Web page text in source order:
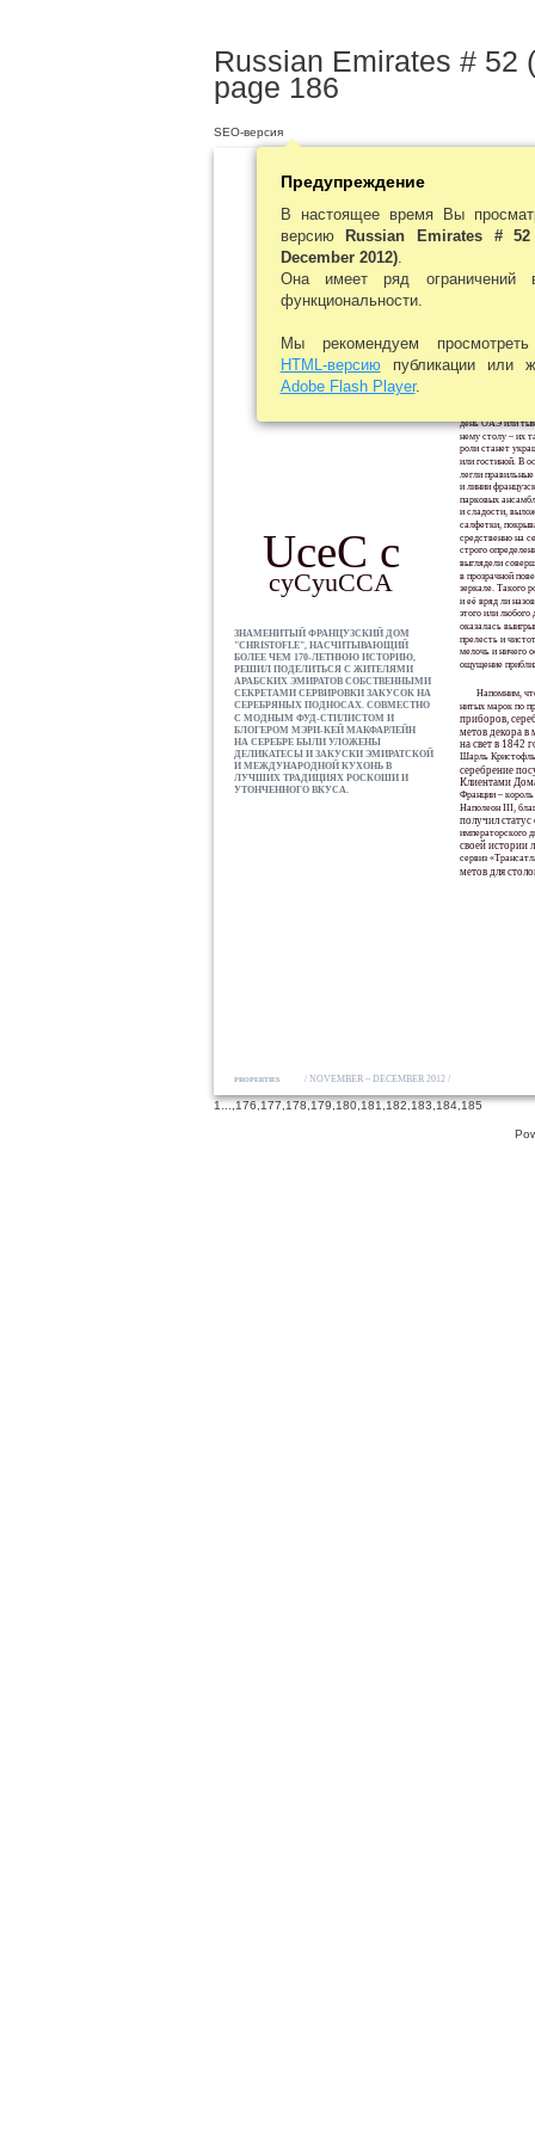
Russian Emirates # 52
page 186
PROPERTIES / NOVEMBER – DECEMBER 2012 /
UceC c
cyCyuCCA
ЗНАМЕНИТЫЙ ФРАНЦУЗСКИЙ ДОМ
"CHRISTOFLE", НАСЧИТЫВАЮЩИЙ
БОЛЕЕ ЧЕМ 170-ЛЕТНЮЮ ИСТОРИЮ,
РЕШИЛ ПОДЕЛИТЬСЯ С ЖИТЕЛЯМИ
АРАБСКИХ ЭМИРАТОВ СОБСТВЕННЫМИ
СЕКРЕТАМИ СЕРВИРОВКИ ЗАКУСОК НА
СЕРЕБРЯНЫХ ПОДНОСАХ. СОВМЕСТНО
С МОДНЫМ ФУД-СТИЛИСТОМ И
БЛОГЕРОМ МЭРИ-КЕЙ МАКФАРЛЕЙН
НА СЕРЕБРЕ БЫЛИ УЛОЖЕНЫ
ДЕЛИКАТЕСЫ И ЗАКУСКИ ЭМИРАТСКОЙ
И МЕЖДУНАРОДНОЙ КУХОНЬ В
ЛУЧШИХ ТРАДИЦИЯХ РОСКОШИ И
УТОНЧЕННОГО ВКУСА.
U
день ОАЭ или
нему столу – их
роли станет
или гостиной. В
легли
и линии
парковых
и сладости,
салфетки,
средственно на
строго
выглядели
в прозрачной
зеркале. Такого
и её вряд ли
этого или любого
оказалась
прелесть и
мелочь и ничего
ощущение
Напомним,
нитых марок по
приборов,
метов декора в
на свет в 1842
Шарль
серебрение
Клиентами
Франции –
Наполеон III,
получил
императорского
своей истории
сервиз
метов для
Home Decor
SEO-версия
Предупреждение
В настоящее время Вы
версиюRussian Emirates #
December 2012).
Она имеет ряд ограничений
функциональности.
Мы рекомендуем
HTML-версиюпубликации или
Adobe Flash Player.
1...,176,177,178,179,180,181,182,183,184,185